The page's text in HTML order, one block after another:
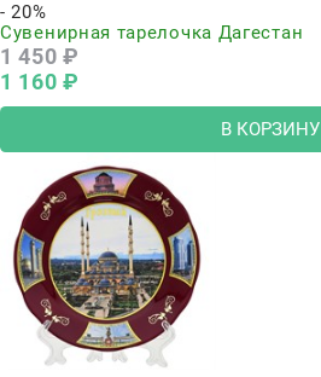
- 20%
Сувенирная тарелочка Дагестан
1 450 ₽
1 160 ₽
В КОРЗИНУ